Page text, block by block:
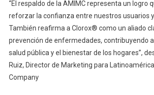
“El respaldo de la AMIMC representa un logro
reforzar la confianza entre nuestros usuarios
También reafirma a Clorox® como un aliado
prevención de enfermedades, contribuyendo
salud pública y el bienestar de los hogares”,
Ruiz, Director de Marketing para
Company